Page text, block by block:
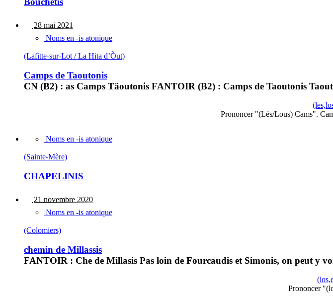
28 mai 2021
Noms en -is atonique
(Lafitte-sur-Lot / La Hita d’Òut)
Camps de Taoutonis
CN (B2) : as Camps Täoutonis FANTOIR (B2) : Camps de Taoutonis
Prononcer "(Lés/Lous) Cams".
Noms en -is atonique
(Sainte-Mère)
CHAPELINIS
21 novembre 2020
Noms en -is atonique
(Colomiers)
chemin de Millassis
FANTOIR : Che de Millasis Pas loin de Fourcaudis et Simonis, on peut y
Prononcer